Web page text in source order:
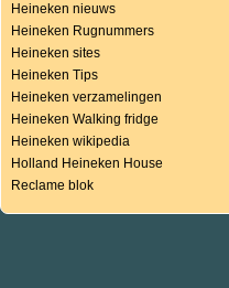
Heineken nieuws
Heineken Rugnummers
Heineken sites
Heineken Tips
Heineken verzamelingen
Heineken Walking fridge
Heineken wikipedia
Holland Heineken House
Reclame blok